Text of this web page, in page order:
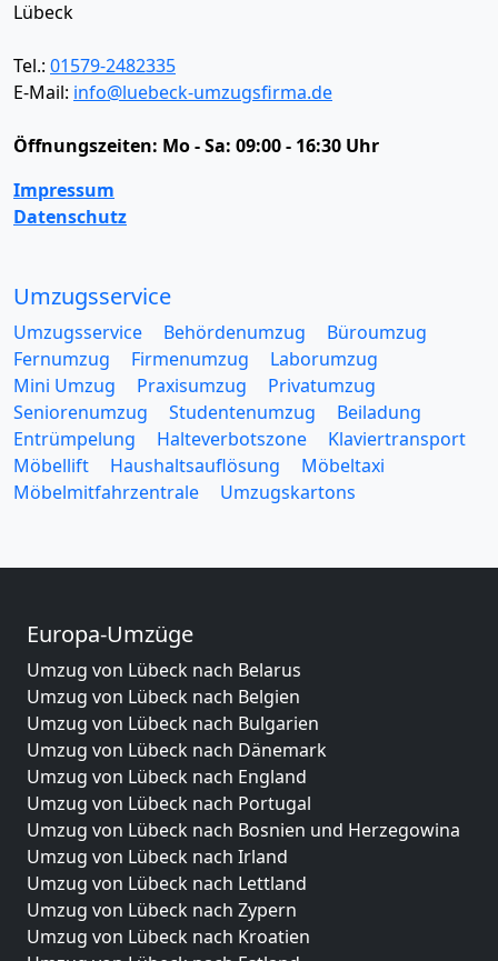
Lübeck
Tel.: 01579-2482335
E-Mail: info@luebeck-umzugsfirma.de
Öffnungszeiten: Mo - Sa: 09:00 - 16:30 Uhr
Impressum
Datenschutz
Umzugsservice
Umzugsservice Behördenumzug
Büroumzug
Fernumzug
Firmenumzug
Laborumzug
Mini Umzug
Praxisumzug
Privatumzug
Seniorenumzug
Studentenumzug
Beiladung
Entrümpelung
Halteverbotszone
Klaviertransport
Möbellift
Haushaltsauflösung
Möbeltaxi
Möbelmitfahrzentrale
Umzugskartons
Europa-Umzüge
Umzug von Lübeck nach Belarus
Umzug von Lübeck nach Belgien
Umzug von Lübeck nach Bulgarien
Umzug von Lübeck nach Dänemark
Umzug von Lübeck nach England
Umzug von Lübeck nach Portugal
Umzug von Lübeck nach Bosnien und Herzegowina
Umzug von Lübeck nach Irland
Umzug von Lübeck nach Lettland
Umzug von Lübeck nach Zypern
Umzug von Lübeck nach Kroatien